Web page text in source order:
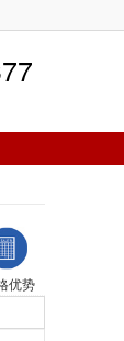
优势